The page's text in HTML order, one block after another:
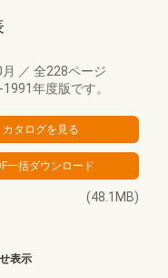
／ 全228ページ
年度版です。
(48.1MB)
表示